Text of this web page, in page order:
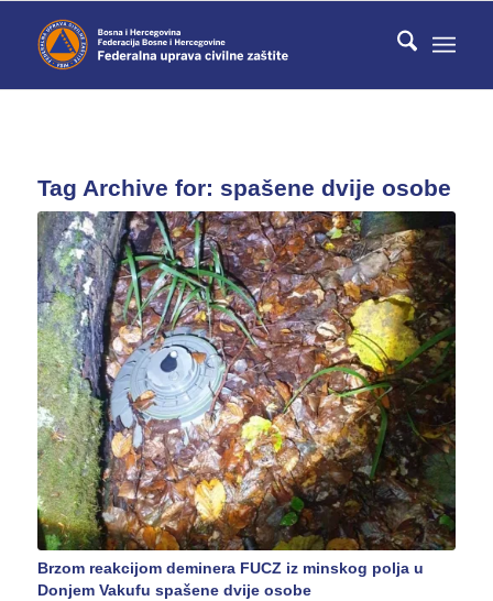
Tag Archive for: spašene dvije osobe
Brzom reakcijom deminera FUCZ iz minskog polja u
Donjem Vakufu spašene dvije osobe